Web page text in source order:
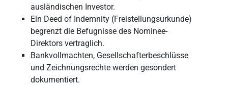
ausländischen Investor.
Ein Deed of Indemnity (Freistellungsurkunde)
begrenzt die Befugnisse des Nominee-
Direktors vertraglich.
Bankvollmachten, Gesellschafterbeschlüsse
und Zeichnungsrechte werden gesondert
dokumentiert.